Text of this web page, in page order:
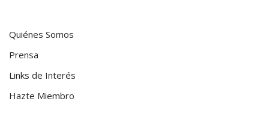
Quiénes Somos
Prensa
Links de Interés
Hazte Miembro